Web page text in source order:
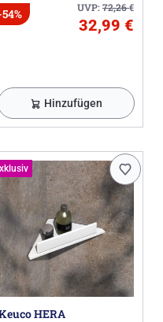
UVP:72,26€
32,99 €
Hinzufügen
HERA